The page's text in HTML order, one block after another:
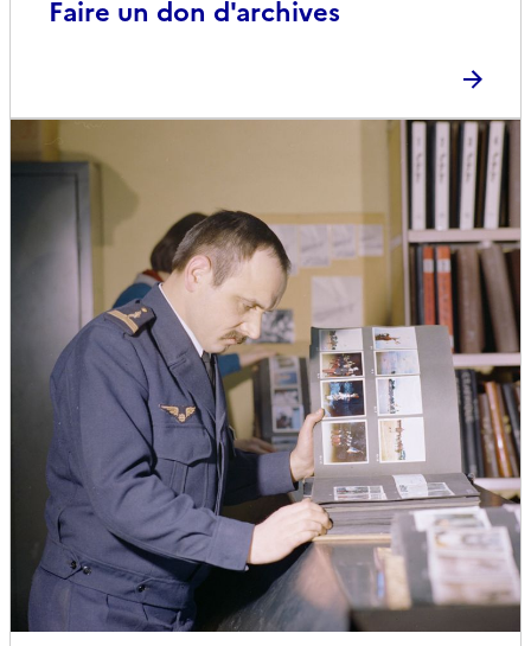
Faire un don d'archives